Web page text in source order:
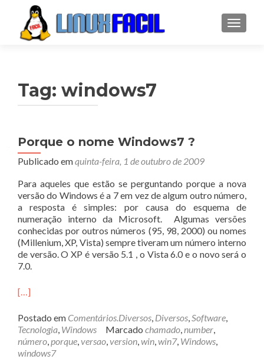
Tag: windows7
Porque o nome Windows7 ?
Publicado emquinta-feira, 1 de outubro de 2009
Para aqueles que estão se perguntando porque a nova
versão do Windows é a 7 em vez de algum outro número,
a resposta é simples: por causa do esquema de
numeração interno da Microsoft. Algumas versões
conhecidas por outros números (95, 98, 2000) ou nomes
(Millenium, XP, Vista) sempre tiveram um número interno
de versão. O XP é versão 5.1 , o Vista 6.0 e o novo será o
7.0.
[…]
Postado em Comentários.Diversos, Diversos,Software,
Tecnologia, Windows Marcado chamado,number,
número,porque,versao,version,win,win7, Windows,
windows7